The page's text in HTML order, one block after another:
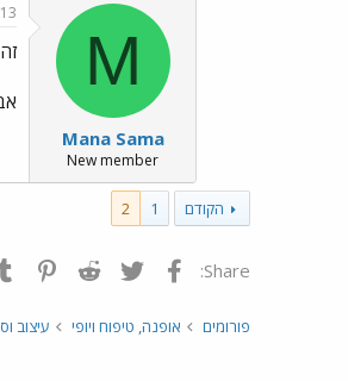
M
Mana Sama
New member
הקודם 1
2
Share: פייסבוק Twitter
Reddit
פורומים אופנה, טיפוח ויופי עיצוב